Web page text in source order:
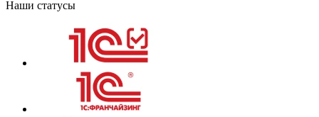
Наши статусы